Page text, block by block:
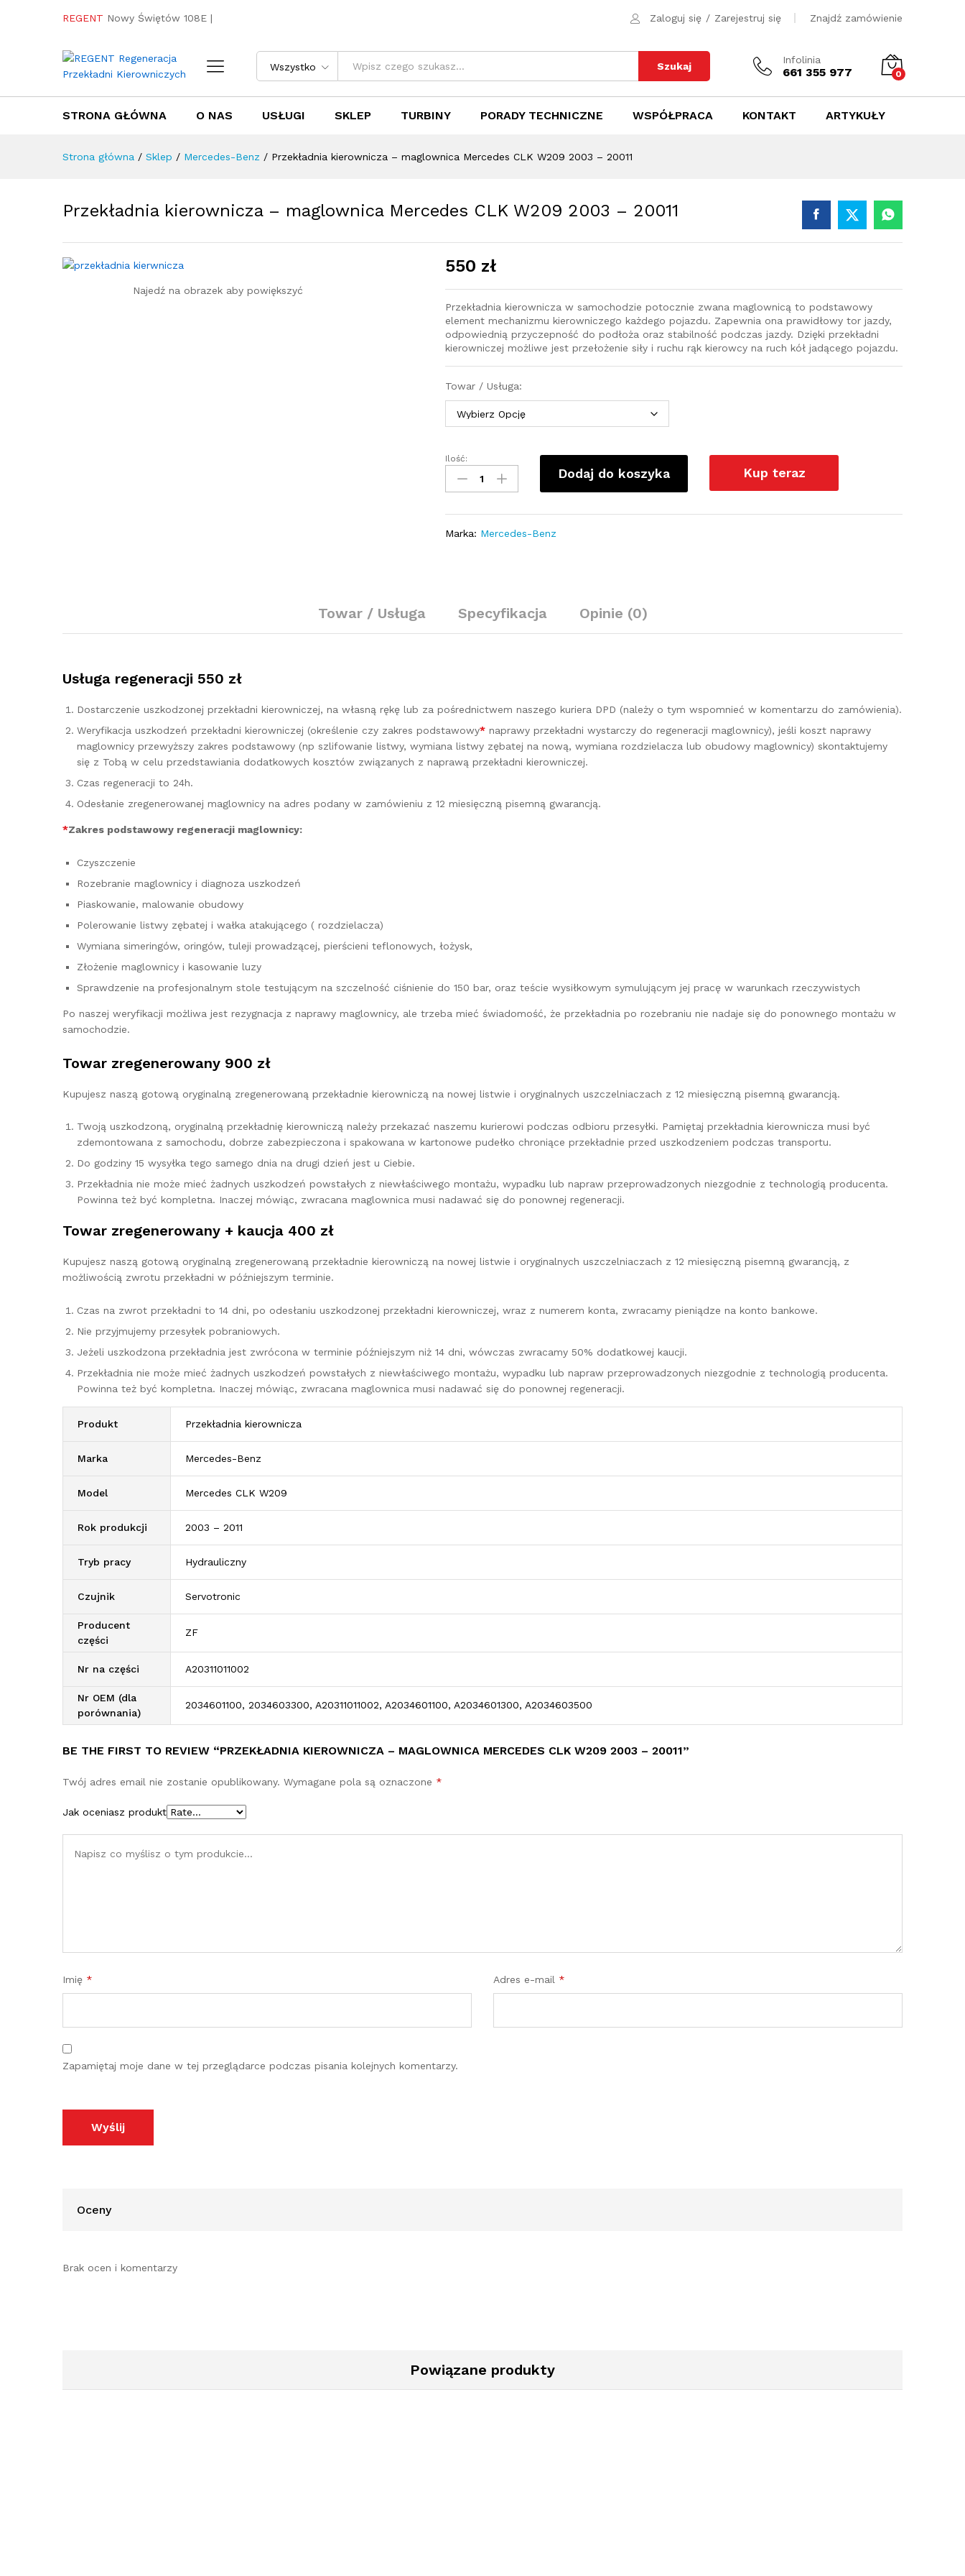
REGENT Nowy Świętów 108E | Zaloguj się / Zarejestruj się Znajdź zamówienie
Wszystko Szukaj
Infolinia
661 355 977 0
STRONA GŁÓWNA O NAS USŁUGI SKLEP TURBINY PORADY TECHNICZNE WSPÓŁPRACA KONTAKT ARTYKUŁY
Strona główna / Sklep / Mercedes-Benz / Przekładnia kierownicza – maglownica Mercedes CLK W209 2003 – 20011
Przekładnia kierownicza – maglownica Mercedes CLK W209 2003 – 20011
Najedź na obrazek aby powiększyć
550 zł
Przekładnia kierownicza w samochodzie potocznie zwana maglownicą to podstawowy
element mechanizmu kierowniczego każdego pojazdu. Zapewnia ona prawidłowy tor jazdy,
odpowiednią przyczepność do podłoża oraz stabilność podczas jazdy. Dzięki przekładni
kierowniczej możliwe jest przełożenie siły i ruchu rąk kierowcy na ruch kół jadącego pojazdu.
Towar / Usługa:
Przekładnia
kierownicza
-
CLK
quantity
Ilość:
Dodaj do koszyka Kup teraz
Marka: Mercedes-Benz
Towar / Usługa Specyfikacja Opinie (0)
Usługa regeneracji 550 zł
Dostarczenie uszkodzonej przekładni kierowniczej, na własną rękę lub za pośrednictwem naszego kuriera DPD (należy o tym wspomnieć w komentarzu do zamówienia).
Weryfikacja uszkodzeń przekładni kierowniczej (określenie czy zakres podstawowy* naprawy przekładni wystarczy do regeneracji maglownicy), jeśli koszt naprawy
maglownicy przewyższy zakres podstawowy (np szlifowanie listwy, wymiana listwy zębatej na nową, wymiana rozdzielacza lub obudowy maglownicy) skontaktujemy
się z Tobą w celu przedstawiania dodatkowych kosztów związanych z naprawą przekładni kierowniczej.
Czas regeneracji to 24h.
Odesłanie zregenerowanej maglownicy na adres podany w zamówieniu z 12 miesięczną pisemną gwarancją.
*Zakres podstawowy regeneracji maglownicy:
Czyszczenie
Rozebranie maglownicy i diagnoza uszkodzeń
Piaskowanie, malowanie obudowy
Polerowanie listwy zębatej i wałka atakującego ( rozdzielacza)
Wymiana simeringów, oringów, tuleji prowadzącej, pierścieni teflonowych, łożysk,
Złożenie maglownicy i kasowanie luzy
Sprawdzenie na profesjonalnym stole testującym na szczelność ciśnienie do 150 bar, oraz teście wysiłkowym symulującym jej pracę w warunkach rzeczywistych
Po naszej weryfikacji możliwa jest rezygnacja z naprawy maglownicy, ale trzeba mieć świadomość, że przekładnia po rozebraniu nie nadaje się do ponownego montażu w
samochodzie.
Towar zregenerowany 900 zł
Kupujesz naszą gotową oryginalną zregenerowaną przekładnie kierowniczą na nowej listwie i oryginalnych uszczelniaczach z 12 miesięczną pisemną gwarancją.
Twoją uszkodzoną, oryginalną przekładnię kierowniczą należy przekazać naszemu kurierowi podczas odbioru przesyłki. Pamiętaj przekładnia kierownicza musi być
zdemontowana z samochodu, dobrze zabezpieczona i spakowana w kartonowe pudełko chroniące przekładnie przed uszkodzeniem podczas transportu.
Do godziny 15 wysyłka tego samego dnia na drugi dzień jest u Ciebie.
Przekładnia nie może mieć żadnych uszkodzeń powstałych z niewłaściwego montażu, wypadku lub napraw przeprowadzonych niezgodnie z technologią producenta.
Powinna też być kompletna. Inaczej mówiąc, zwracana maglownica musi nadawać się do ponownej regeneracji.
Towar zregenerowany + kaucja 400 zł
Kupujesz naszą gotową oryginalną zregenerowaną przekładnie kierowniczą na nowej listwie i oryginalnych uszczelniaczach z 12 miesięczną pisemną gwarancją, z
możliwością zwrotu przekładni w późniejszym terminie.
Czas na zwrot przekładni to 14 dni, po odesłaniu uszkodzonej przekładni kierowniczej, wraz z numerem konta, zwracamy pieniądze na konto bankowe.
Nie przyjmujemy przesyłek pobraniowych.
Jeżeli uszkodzona przekładnia jest zwrócona w terminie późniejszym niż 14 dni, wówczas zwracamy 50% dodatkowej kaucji.
Przekładnia nie może mieć żadnych uszkodzeń powstałych z niewłaściwego montażu, wypadku lub napraw przeprowadzonych niezgodnie z technologią producenta.
Powinna też być kompletna. Inaczej mówiąc, zwracana maglownica musi nadawać się do ponownej regeneracji.
Produkt Przekładnia kierownicza
Marka Mercedes-Benz
Model Mercedes CLK W209
Rok produkcji 2003 – 2011
Tryb pracy Hydrauliczny
Czujnik Servotronic
Producent
części
ZF
Nr na części A20311011002
Nr OEM (dla
porównania)
2034601100, 2034603300, A20311011002, A2034601100, A2034601300, A2034603500
BE THE FIRST TO REVIEW “PRZEKŁADNIA KIEROWNICZA – MAGLOWNICA MERCEDES CLK W209 2003 – 20011”
Twój adres email nie zostanie opublikowany. Wymagane pola są oznaczone *
Jak oceniasz produkt
Imię * Adres e-mail *
Zapamiętaj moje dane w tej przeglądarce podczas pisania kolejnych komentarzy.
Oceny
Brak ocen i komentarzy
Powiązane produkty
Przekładnia kierownicza - maglownica Mercedes CLK W209 2003 - 20011 550zł Dodaj do koszyka